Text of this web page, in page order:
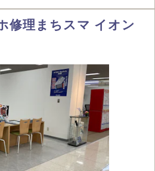
修理まちスマ イオン